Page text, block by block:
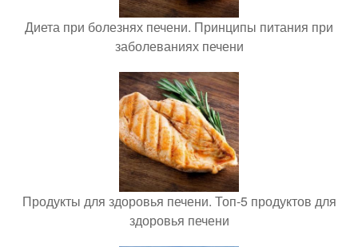
Диета при болезнях печени. Принципы питания при
заболеваниях печени
Продукты для здоровья печени. Топ-5 продуктов для
здоровья печени